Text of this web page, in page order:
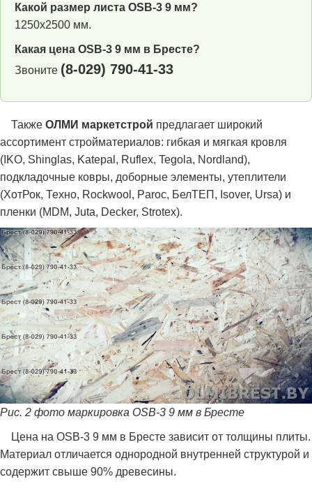
Какой размер листа OSB-3 9 мм?
1250х2500 мм.
Какая цена OSB-3 9 мм в Бресте?
Звоните (8-029) 790-41-33
Также ОЛМИ маркетстрой предлагает широкий
ассортимент стройматериалов: гибкая и мягкая кровля
(IKO, Shinglas, Katepal, Ruflex, Tegola, Nordland),
подкладочные ковры, доборные элементы, утеплители
(ХотРок, Техно, Rockwool, Paroc, БелТЕП, Isover, Ursa) и
пленки (MDM, Juta, Decker, Strotex).
Рис. 2 фото маркировка OSB-3 9 мм в Бресте
Цена на OSB-3 9 мм в Бресте зависит от толщины плиты.
Материал отличается однородной внутренней структурой и
содержит свыше 90% древесины.